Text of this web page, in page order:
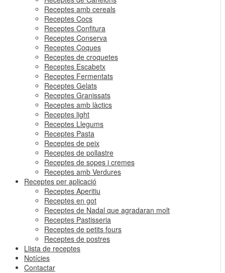
Receptes amb cereals
Receptes Cocs
Receptes Confitura
Receptes Conserva
Receptes Coques
Receptes de croquetes
Receptes Escabetx
Receptes Fermentats
Receptes Gelats
Receptes Granissats
Receptes amb làctics
Receptes light
Receptes Llegums
Receptes Pasta
Receptes de peix
Receptes de pollastre
Receptes de sopes i cremes
Receptes amb Verdures
Receptes per aplicació
Receptes Aperitiu
Receptes en got
Receptes de Nadal que agradaran molt
Receptes Pastisseria
Receptes de petits fours
Receptes de postres
Llista de receptes
Notícies
Contactar